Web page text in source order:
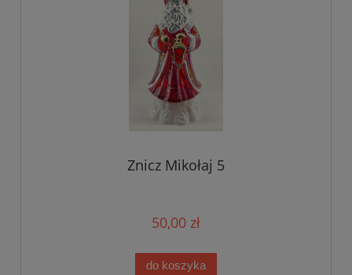
Znicz Mikołaj 5
50,00 zł
do koszyka